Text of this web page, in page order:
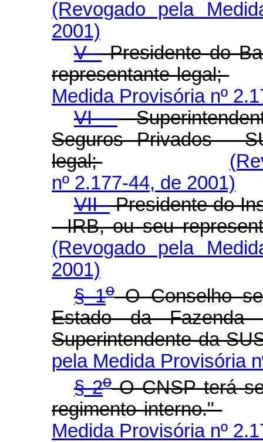
(Revogado pela
2001)
V -Presidente do
representante legal;
Medida Provisória nº
VI -
Seguros Privados -
legal;
nº 2.177-44, de 2001)
VII -Presidente do
- IRB, ou seu
(Revogado pela
2001)
§ 1oO Conselho
Estado da
Superintendente da
pela Medida Provisória
§ 2oO CNSP terá
regimento interno."
Medida Provisória nº